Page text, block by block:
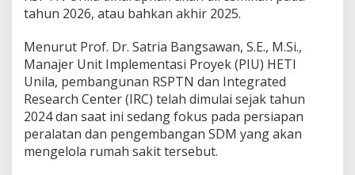
t
n
M
a
a
r
a
tahun 2026, atau bahkan akhir 2025.
Menurut Prof. Dr. Satria Bangsawan, S.E., M.Si.,
Manajer Unit Implementasi Proyek (PIU) HETI
Unila, pembangunan RSPTN dan Integrated
Research Center (IRC) telah dimulai sejak tahun
2024 dan saat ini sedang fokus pada persiapan
peralatan dan pengembangan SDM yang akan
mengelola rumah sakit tersebut.